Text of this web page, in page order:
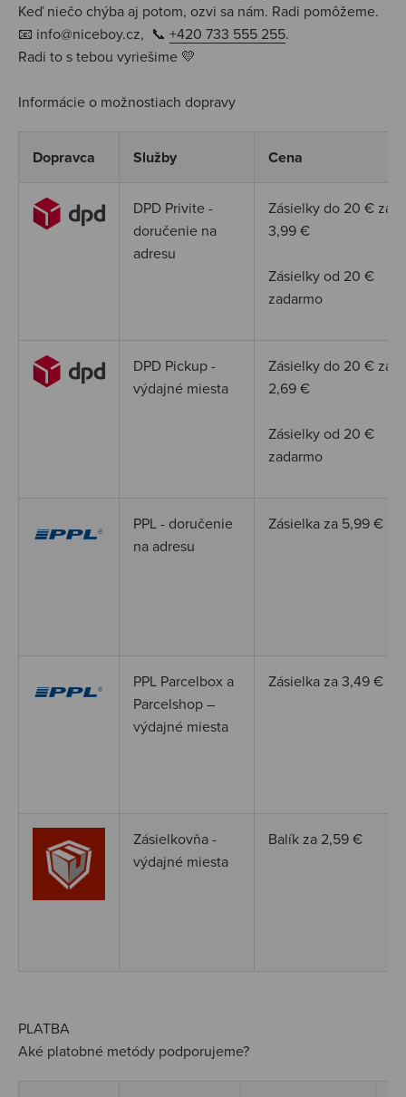
Keď niečo chýba aj potom, ozvi sa nám. Radi pomôžeme.
📧 info@niceboy.cz, 📞 +420 733 555 255.
Radi to s tebou vyriešime 💛
Informácie o možnostiach dopravy
Dopravca Služby Cena
DPD Privite -
doručenie na
adresu
Zásielky do 20 € za
3,99€
Zásielky od 20 €
zadarmo
DPD Pickup -
výdajné miesta
Zásielky do 20 € za
2,69€
Zásielky od 20 €
zadarmo
PPL - doručenie
na adresu
Zásielka za 5,99 €
PPL Parcelbox a
Parcelshop –
výdajné miesta
Zásielka za 3,49 €
Zásielkovňa -
výdajné miesta
Balík za 2,59€
PLATBA
Aké platobné metódy podporujeme?